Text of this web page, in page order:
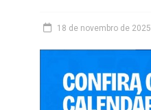
18 de novembro de 2025